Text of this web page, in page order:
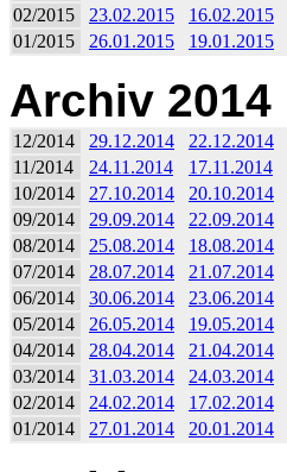
02/2015
23.02.2015 16.02.2015
01/2015
26.01.2015 19.01.2015
Archiv 2014
12/2014 29.12.2014 22.12.2014
11/2014
24.11.2014 17.11.2014
10/2014
27.10.2014 20.10.2014
09/2014
29.09.2014 22.09.2014
08/2014
25.08.2014 18.08.2014
07/2014
28.07.2014 21.07.2014
06/2014
30.06.2014 23.06.2014
05/2014
26.05.2014 19.05.2014
04/2014
28.04.2014 21.04.2014
03/2014
31.03.2014 24.03.2014
02/2014
24.02.2014 17.02.2014
01/2014
27.01.2014 20.01.2014